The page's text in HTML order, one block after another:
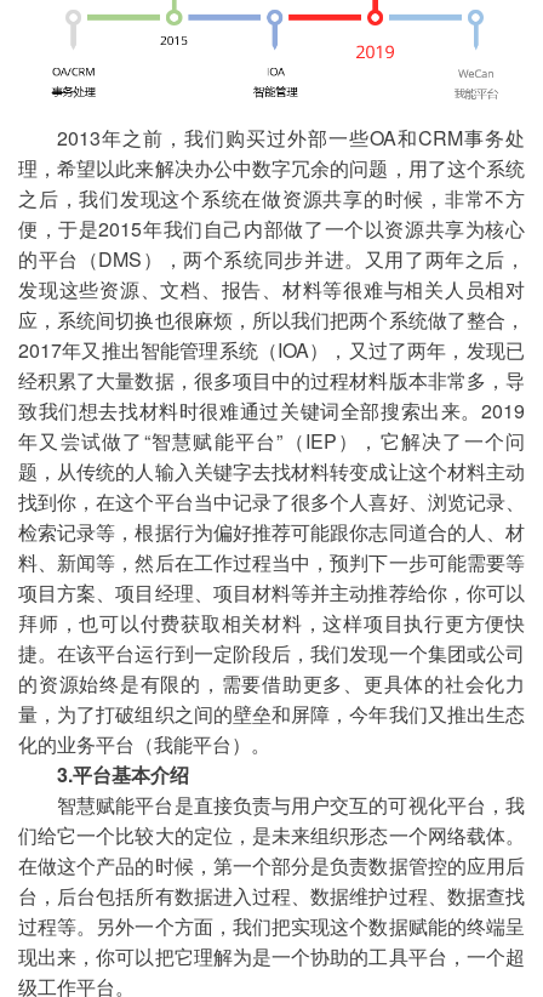
2013年之前，我们购买过外部一些OA和CRM事务处
理，希望以此来解决办公中数字冗余的问题，用了这个系统
之后，我们发现这个系统在做资源共享的时候，非常不方
便，于是2015年我们自己内部做了一个以资源共享为核心
的平台（DMS），两个系统同步并进。又用了两年之后，
发现这些资源、文档、报告、材料等很难与相关人员相对
应，系统间切换也很麻烦，所以我们把两个系统做了整合，
2017年又推出智能管理系统（IOA），又过了两年，发现已
经积累了大量数据，很多项目中的过程材料版本非常多，导
致我们想去找材料时很难通过关键词全部搜索出来。2019
年又尝试做了“智慧赋能平台”（IEP），它解决了一个问
题，从传统的人输入关键字去找材料转变成让这个材料主动
找到你，在这个平台当中记录了很多个人喜好、浏览记录、
检索记录等，根据行为偏好推荐可能跟你志同道合的人、材
料、新闻等，然后在工作过程当中，预判下一步可能需要等
项目方案、项目经理、项目材料等并主动推荐给你，你可以
拜师，也可以付费获取相关材料，这样项目执行更方便快
捷。在该平台运行到一定阶段后，我们发现一个集团或公司
的资源始终是有限的，需要借助更多、更具体的社会化力
量，为了打破组织之间的壁垒和屏障，今年我们又推出生态
化的业务平台（我能平台）。
3.平台基本介绍
智慧赋能平台是直接负责与用户交互的可视化平台，我
们给它一个比较大的定位，是未来组织形态一个网络载体。
在做这个产品的时候，第一个部分是负责数据管控的应用后
台，后台包括所有数据进入过程、数据维护过程、数据查找
过程等。另外一个方面，我们把实现这个数据赋能的终端呈
现出来，你可以把它理解为是一个协助的工具平台，一个超
级工作平台。